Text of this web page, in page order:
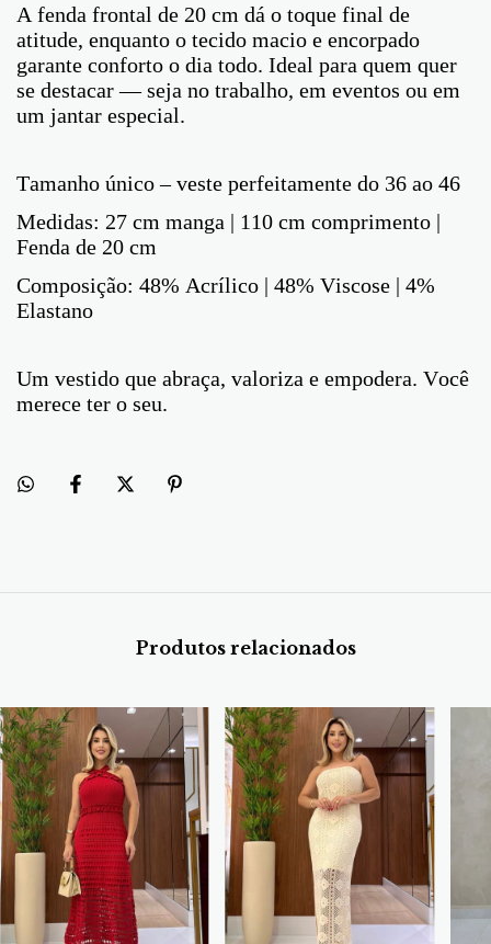
A fenda frontal de 20 cm dá o toque final de
atitude, enquanto o tecido macio e encorpado
garante conforto o dia todo. Ideal para quem quer
se destacar — seja no trabalho, em eventos ou em
um jantar especial.
Tamanho único – veste perfeitamente do 36 ao 46
Medidas: 27 cm manga | 110 cm comprimento |
Fenda de 20 cm
Composição: 48% Acrílico | 48% Viscose | 4%
Elastano
Um vestido que abraça, valoriza e empodera. Você
merece ter o seu.
Produtos relacionados